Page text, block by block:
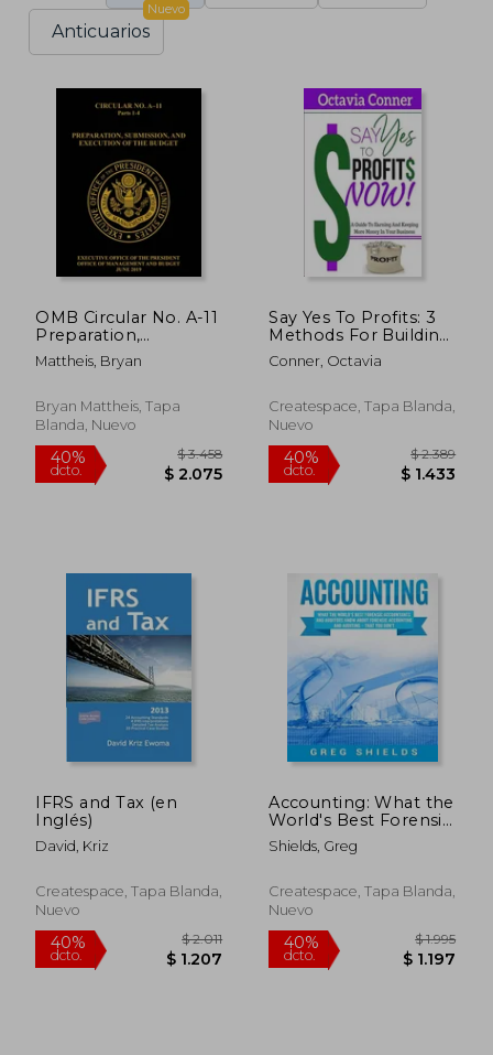
Anticuarios
Nuevo
OMB Circular No. A-11
Preparation,
Submission, and
Execution of the
4 (en Inglés)
Mattheis, Bryan
Bryan Mattheis, Tapa
Blanda, Nuevo
40%
dcto.
Say Yes To Profits: 3
Methods For Building
The Profitable
Business Of Your
Conner, Octavia
Createspace, Tapa Blanda,
Nuevo
40%
dcto.
IFRS and Tax (en
Inglés)
David, Kriz
Createspace, Tapa Blanda,
Nuevo
Accounting: What the
World's Best Forensic
Accountants and
Auditors Know About
and Auditing - That
You Don't (en Inglés)
Shields, Greg
Createspace, Tapa Blanda,
Nuevo